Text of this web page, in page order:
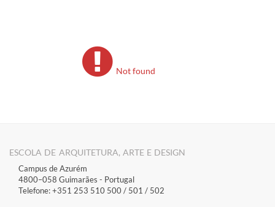
Not found
ESCOLA DE ARQUITETURA, ARTE E DESIGN
Campus de Azurém
4800–058 Guimarães​ - Portugal
Telefone: +351 253 510 500 / 501 / 502